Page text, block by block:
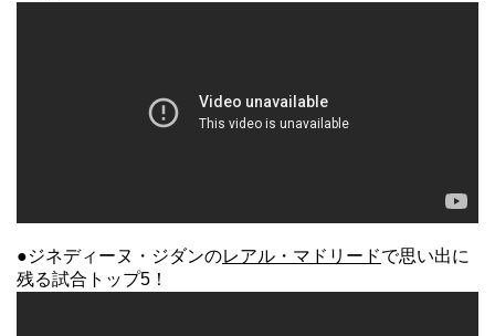
●ジネディーヌ・ジダンのレアル・マドリードで思い出に
残る試合トップ5！